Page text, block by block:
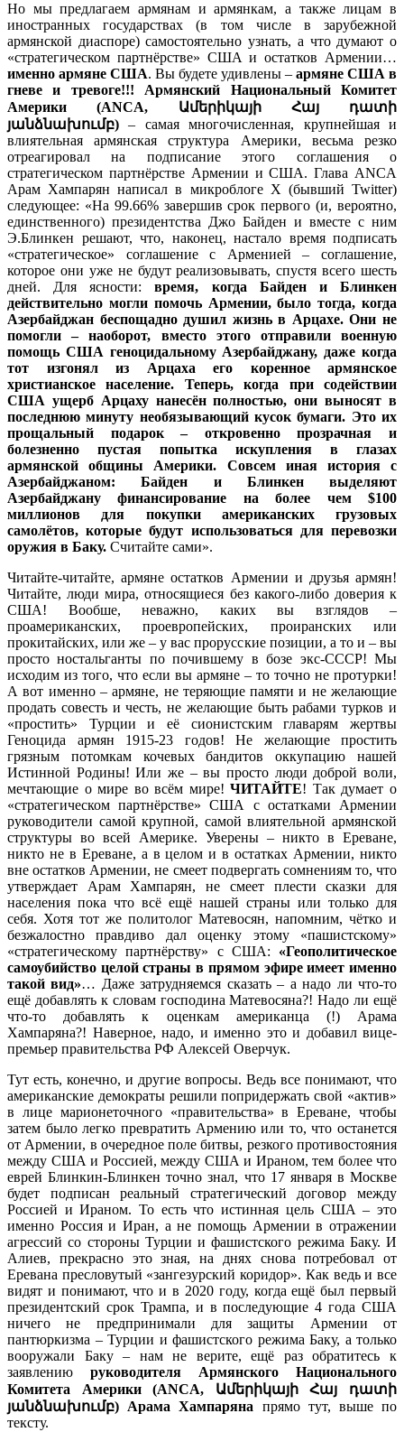
Но мы предлагаем армянам и армянкам, а также лицам в
иностранных государствах (в том числе в зарубежной
армянской диаспоре) самостоятельно узнать, а что думают о
«стратегическом партнёрстве» США и остатков Армении…
именно армяне США. Вы будете удивлены – армяне США в
гневе и тревоге!!! Армянский Национальный Комитет
Америки (ANCA, Ամերիկայի Հայ դատի
յանձնախումբ) – самая многочисленная, крупнейшая и
влиятельная армянская структура Америки, весьма резко
отреагировал на подписание этого соглашения о
стратегическом партнёрстве Армении и США. Глава ANCA
Арам Хампарян написал в микроблоге X (бывший Twitter)
следующее: «На 99.66% завершив срок первого (и, вероятно,
единственного) президентства Джо Байден и вместе с ним
Э.Блинкен решают, что, наконец, настало время подписать
«стратегическое» соглашение с Арменией – соглашение,
которое они уже не будут реализовывать, спустя всего шесть
дней. Для ясности:время, когда Байден и Блинкен
действительно могли помочь Армении, было тогда, когда
Азербайджан беспощадно душил жизнь в Арцахе. Они не
помогли – наоборот, вместо этого отправили военную
помощь США геноцидальному Азербайджану, даже когда
тот изгонял из Арцаха его коренное армянское
христианское население. Теперь, когда при содействии
США ущерб Арцаху нанесён полностью, они выносят в
последнюю минуту необязывающий кусок бумаги. Это их
прощальный подарок – откровенно прозрачная и
болезненно пустая попытка искупления в глазах
армянской общины Америки. Совсем иная история с
Азербайджаном: Байден и Блинкен выделяют
Азербайджану финансирование на более чем $100
миллионов для покупки американских грузовых
самолётов, которые будут использоваться для перевозки
оружия в Баку. Считайте сами».
Читайте-читайте, армяне остатков Армении и друзья армян!
Читайте, люди мира, относящиеся без какого-либо доверия к
США! Вообше, неважно, каких вы взглядов –
проамериканских, проевропейских, проиранских или
прокитайских, или же – у вас прорусские позиции, а то и – вы
просто ностальганты по почившему в бозе экс-СССР! Мы
исходим из того, что если вы армяне – то точно не протурки!
А вот именно – армяне, не теряющие памяти и не желающие
продать совесть и честь, не желающие быть рабами турков и
«простить» Турции и её сионистским главарям жертвы
Геноцида армян 1915-23 годов! Не желающие простить
грязным потомкам кочевых бандитов оккупацию нашей
Истинной Родины! Или же – вы просто люди доброй воли,
мечтающие о мире во всём мире!ЧИТАЙТЕ! Так думает о
«стратегическом партнёрстве» США с остатками Армении
руководители самой крупной, самой влиятельной армянской
структуры во всей Америке. Уверены – никто в Ереване,
никто не в Ереване, а в целом и в остатках Армении, никто
вне остатков Армении, не смеет подвергать сомнениям то, что
утверждает Арам Хампарян, не смеет плести сказки для
населения пока что всё ещё нашей страны или только для
себя. Хотя тот же политолог Матевосян, напомним, чётко и
безжалостно правдиво дал оценку этому «пашистскому»
«стратегическому партнёрству» с США: «Геополитическое
самоубийство целой страны в прямом эфире имеет именно
такой вид»… Даже затрудняемся сказать – а надо ли что-то
ещё добавлять к словам господина Матевосяна?! Надо ли ещё
что-то добавлять к оценкам американца (!) Арама
Хампаряна?! Наверное, надо, и именно это и добавил вице-
премьер правительства РФ Алексей Оверчук.
Тут есть, конечно, и другие вопросы. Ведь все понимают, что
американские демократы решили попридержать свой «актив»
в лице марионеточного «правительства» в Ереване, чтобы
затем было легко превратить Армению или то, что останется
от Армении, в очередное поле битвы, резкого противостояния
между США и Россией, между США и Ираном, тем более что
еврей Блинкин-Блинкен точно знал, что 17 января в Москве
будет подписан реальный стратегический договор между
Россией и Ираном. То есть что истинная цель США – это
именно Россия и Иран, а не помощь Армении в отражении
агрессий со стороны Турции и фашистского режима Баку. И
Алиев, прекрасно это зная, на днях снова потребовал от
Еревана пресловутый «зангезурский коридор». Как ведь и все
видят и понимают, что и в 2020 году, когда ещё был первый
президентский срок Трампа, и в последующие 4 года США
ничего не предпринимали для защиты Армении от
пантюркизма – Турции и фашистского режима Баку, а только
вооружали Баку – нам не верите, ещё раз обратитесь к
заявлению руководителя Армянского Национального
Комитета Америки (ANCA, Ամերիկայի Հայ դատի
յանձնախումբ) Арама Хампаряна прямо тут, выше по
тексту.